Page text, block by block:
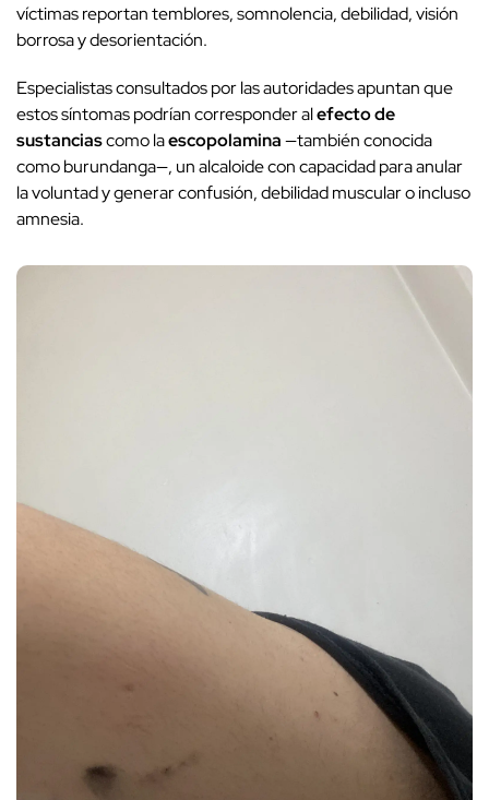
víctimas reportan temblores, somnolencia, debilidad, visión
borrosa y desorientación.
Especialistas consultados por las autoridades apuntan que
estos síntomas podrían corresponder alefecto de
sustanciascomo laescopolamina—también conocida
como burundanga—, un alcaloide con capacidad para anular
la voluntad y generar confusión, debilidad muscular o incluso
amnesia.